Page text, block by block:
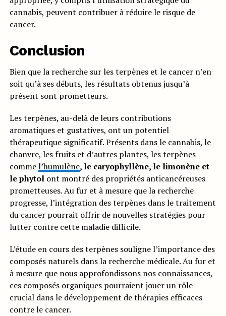
cannabis, peuvent contribuer à réduire le risque de
cancer.
Conclusion
Bien que la recherche sur les terpènes et le cancer n’en
soit qu’à ses débuts, les résultats obtenus jusqu’à
présent sont prometteurs.
Les terpènes, au-delà de leurs contributions
aromatiques et gustatives, ont un potentiel
thérapeutique significatif. Présents dans le cannabis, le
chanvre, les fruits et d’autres plantes, les terpènes
commel’humulène, le caryophyllène, le limonène et
le phytolont montré des propriétés anticancéreuses
prometteuses. Au fur et à mesure que la recherche
progresse, l’intégration des terpènes dans le traitement
du cancer pourrait offrir de nouvelles stratégies pour
lutter contre cette maladie difficile.
L’étude en cours des terpènes souligne l’importance des
composés naturels dans la recherche médicale. Au fur et
à mesure que nous approfondissons nos connaissances,
ces composés organiques pourraient jouer un rôle
crucial dans le développement de thérapies efficaces
contre le cancer.